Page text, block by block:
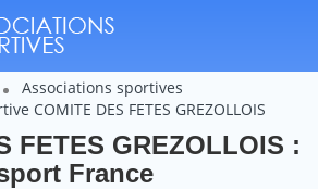
Associations sportives
COMITE DES FETES GREZOLLOIS
FETES GREZOLLOIS :
France